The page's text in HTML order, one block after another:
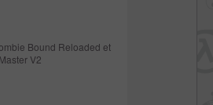
Bound Reloaded et
V2